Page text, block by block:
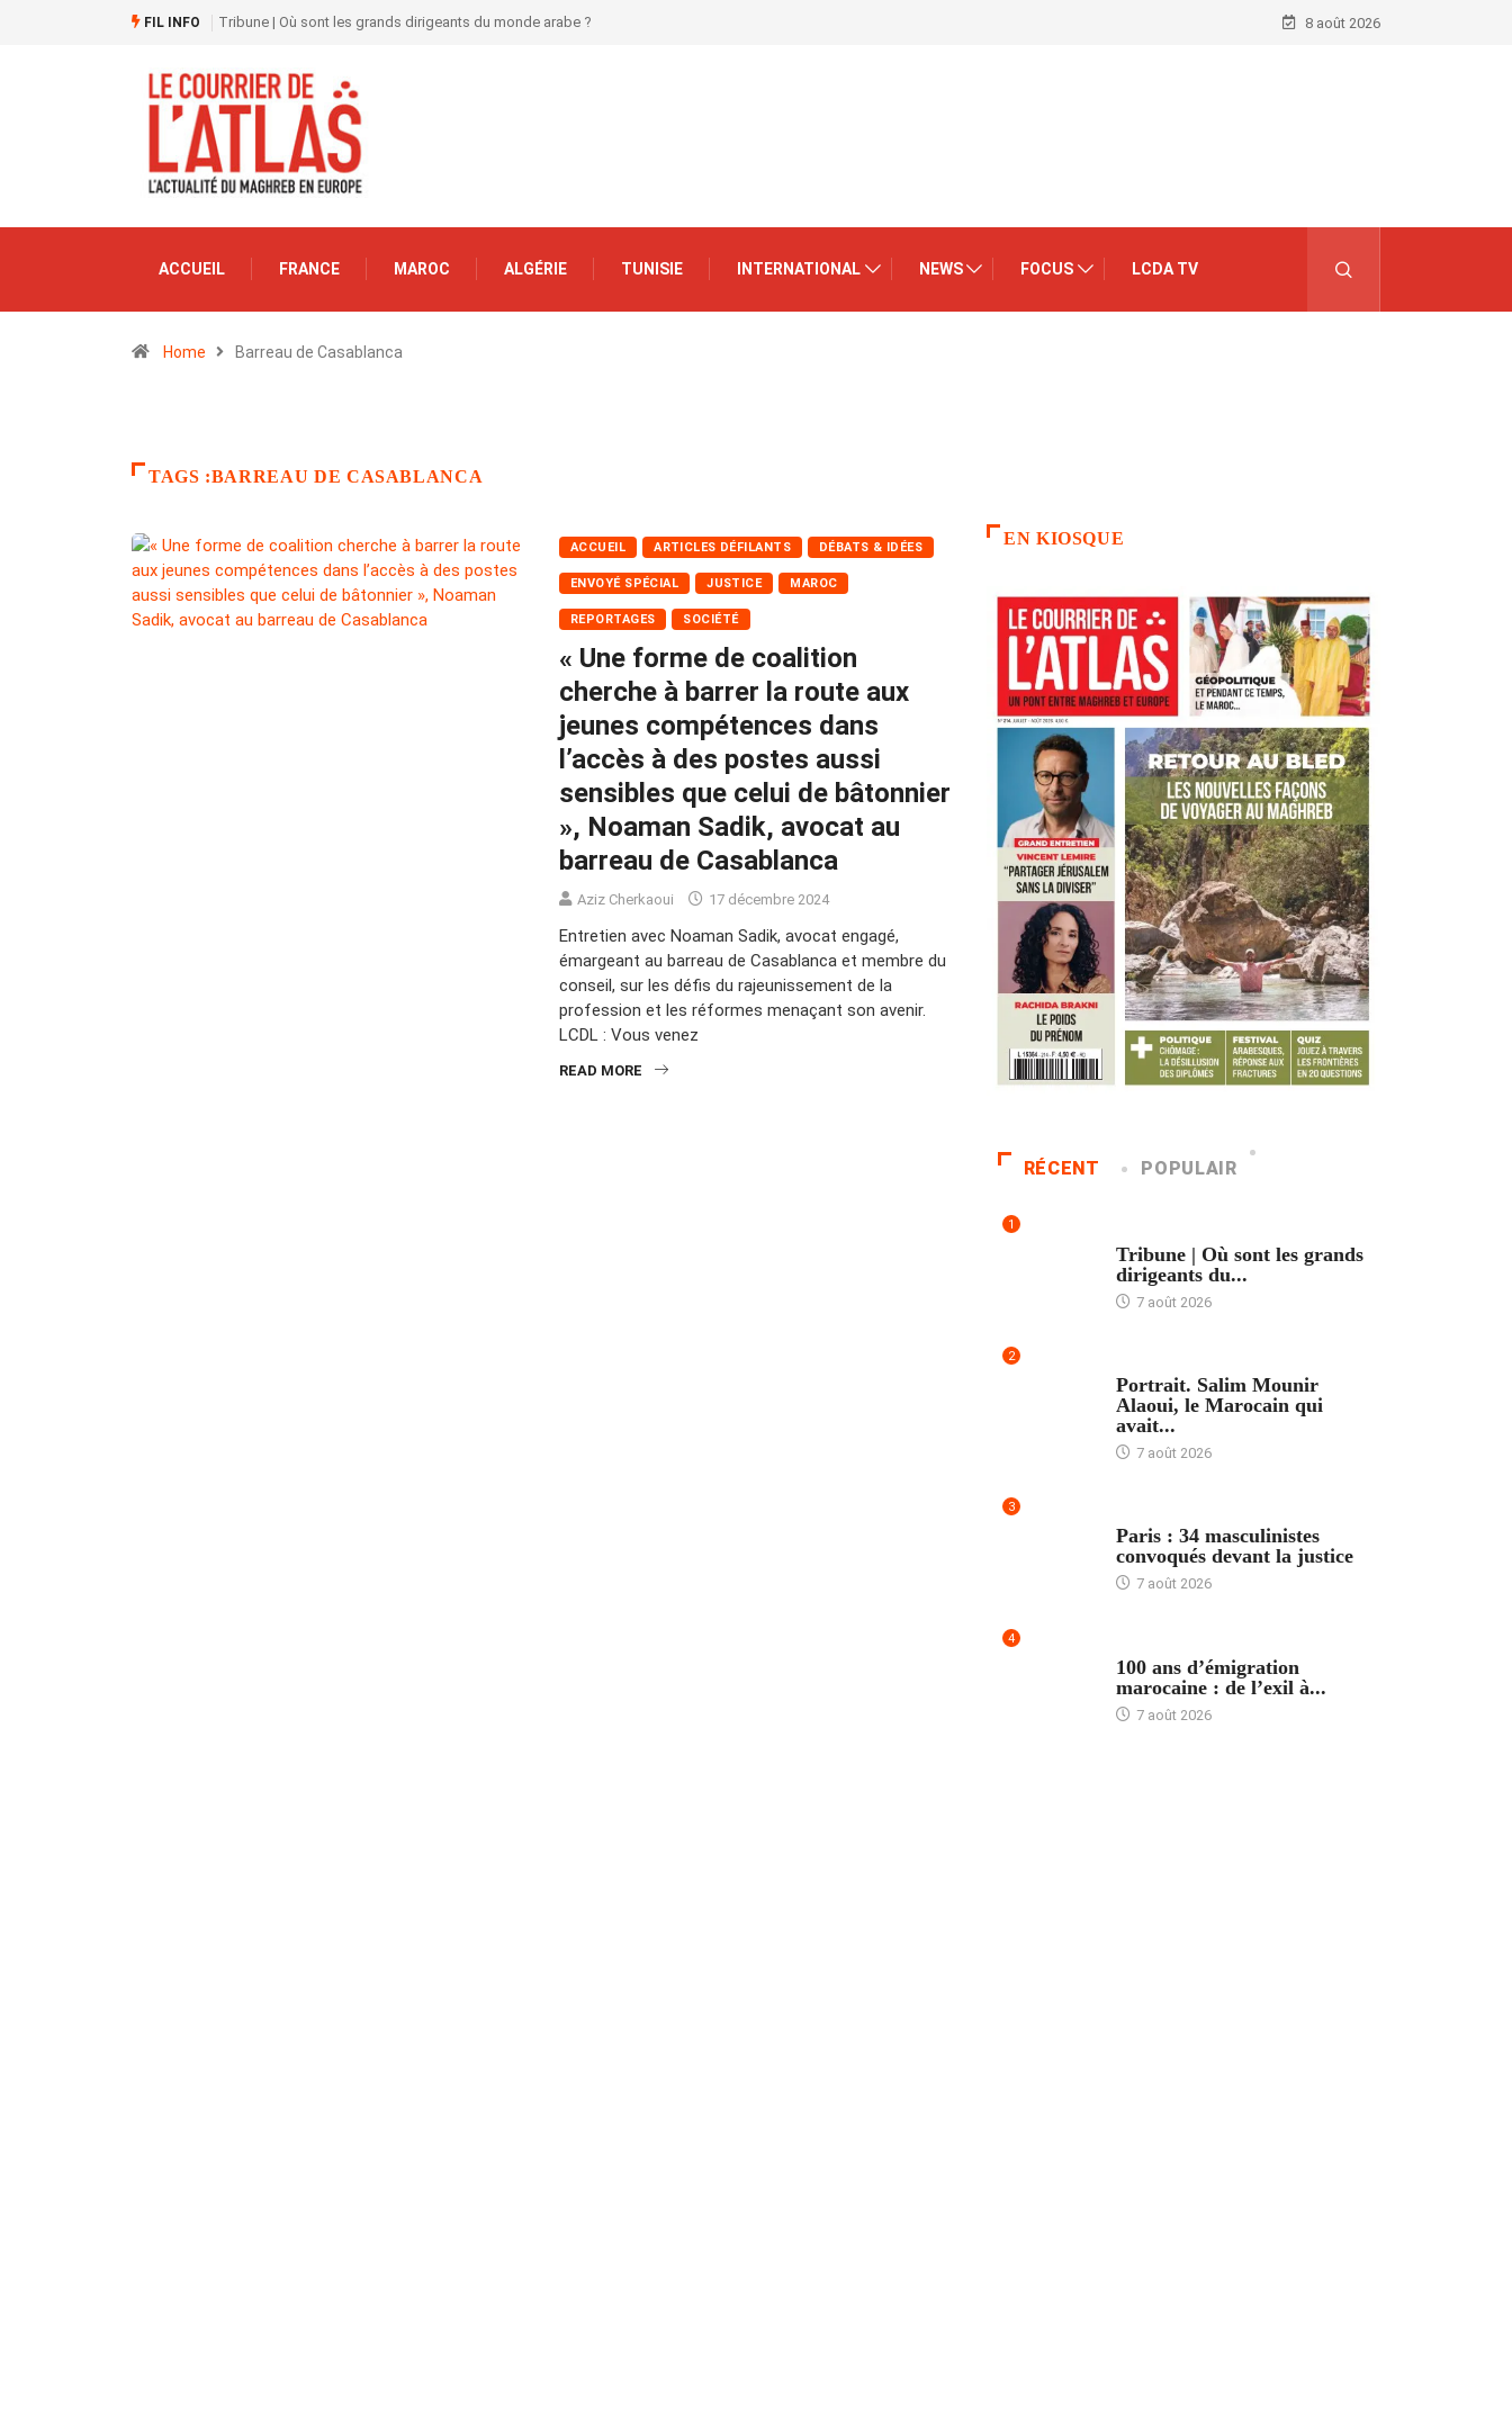
FIL INFO Tribune | Où sont les grands dirigeants du monde arabe ? 8 août 2026
ACCUEIL FRANCE MAROC ALGÉRIE TUNISIE INTERNATIONAL NEWS FOCUS LCDA TV
Home Barreau de Casablanca
TAGS :BARREAU DE CASABLANCA
ACCUEIL ARTICLES DÉFILANTS DÉBATS & IDÉES
ENVOYÉ SPÉCIAL JUSTICE MAROC
REPORTAGES SOCIÉTÉ
« Une forme de coalition
cherche à barrer la route aux
jeunes compétences dans
l’accès à des postes aussi
sensibles que celui de bâtonnier
», Noaman Sadik, avocat au
barreau de Casablanca
Aziz Cherkaoui 17 décembre 2024
Entretien avec Noaman Sadik, avocat engagé,
émargeant au barreau de Casablanca et membre du
conseil, sur les défis du rajeunissement de la
profession et les réformes menaçant son avenir.
LCDL : Vous venez
READ MORE
EN KIOSQUE
RÉCENT POPULAIR
1
Tribune | Où sont les grands
dirigeants du...
7 août 2026
2
Portrait. Salim Mounir
Alaoui, le Marocain qui
avait...
7 août 2026
3
Paris : 34 masculinistes
convoqués devant la justice
7 août 2026
4
100 ans d’émigration
marocaine : de l’exil à...
7 août 2026